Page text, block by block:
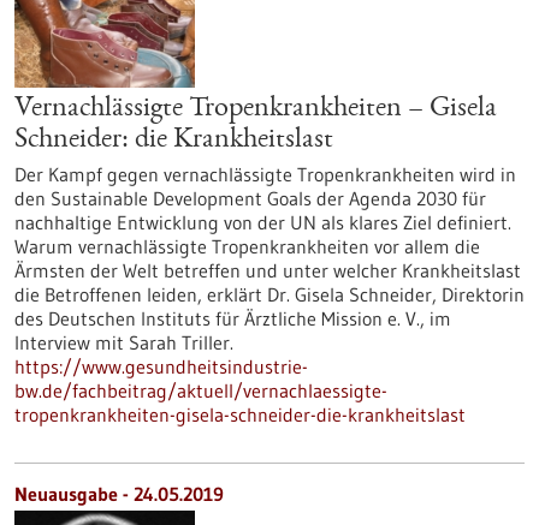
Vernachlässigte Tropenkrankheiten – Gisela
Schneider: die Krankheitslast
Der Kampf gegen vernachlässigte Tropenkrankheiten wird in
den Sustainable Development Goals der Agenda 2030 für
nachhaltige Entwicklung von der UN als klares Ziel definiert.
Warum vernachlässigte Tropenkrankheiten vor allem die
Ärmsten der Welt betreffen und unter welcher Krankheitslast
die Betroffenen leiden, erklärt Dr. Gisela Schneider, Direktorin
des Deutschen Instituts für Ärztliche Mission e. V., im
Interview mit Sarah Triller.
https://www.gesundheitsindustrie-
bw.de/fachbeitrag/aktuell/vernachlaessigte-
tropenkrankheiten-gisela-schneider-die-krankheitslast
Neuausgabe - 24.05.2019